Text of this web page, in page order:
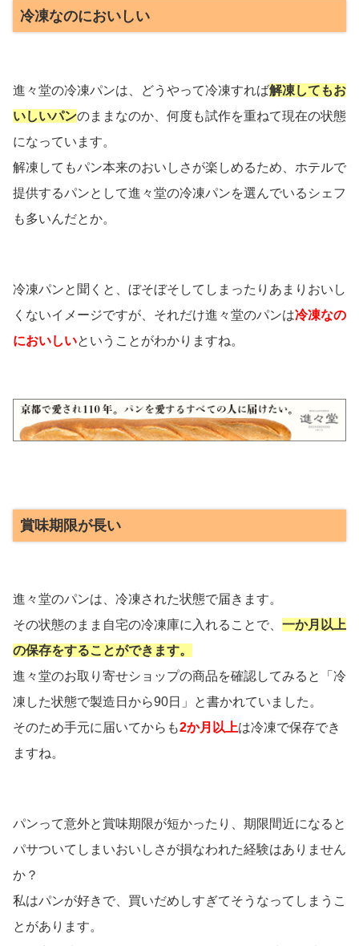
冷凍なのにおいしい
進々堂の冷凍パンは、どうやって冷凍すれば解凍してもお
いしいパンのままなのか、何度も試作を重ねて現在の状態
になっています。
解凍してもパン本来のおいしさが楽しめるため、ホテルで
提供するパンとして進々堂の冷凍パンを選んでいるシェフ
も多いんだとか。
冷凍パンと聞くと、ぼそぼそしてしまったりあまりおいし
くないイメージですが、それだけ進々堂のパンは冷凍なの
においしいということがわかりますね。
賞味期限が長い
進々堂のパンは、冷凍された状態で届きます。
その状態のまま自宅の冷凍庫に入れることで、 一か月以上
の保存をすることができます。
進々堂のお取り寄せショップの商品を確認してみると「冷
凍した状態で製造日から90日」と書かれていました。
そのため手元に届いてからも2か月以上は冷凍で保存でき
ますね。
パンって意外と賞味期限が短かったり、期限間近になると
パサついてしまいおいしさが損なわれた経験はありません
か？
私はパンが好きで、買いだめしすぎてそうなってしまうこ
とがあります。